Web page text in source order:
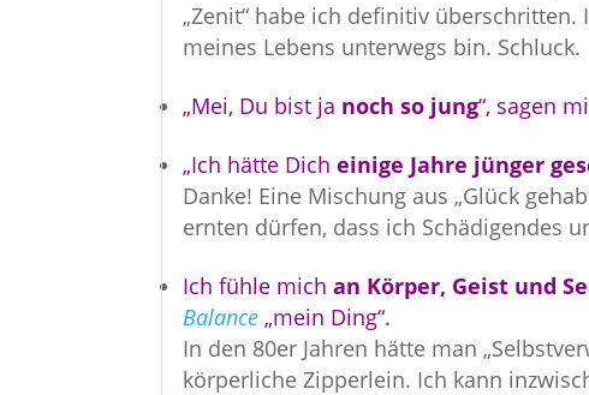
„Zenit“ habe ich definitiv
meines Lebens unterwegs bin. Schluck.
„Mei, Du bist ja noch so jung“, sagen
„Ich hätte Dich einige Jahre jünger
Danke! Eine Mischung aus „Glück
ernten dürfen, dass ich Schädigendes
Ich fühle michan Körper, Geist und
Balance „mein Ding“.
In den 80er Jahren hätte man
körperliche Zipperlein. Ich kann